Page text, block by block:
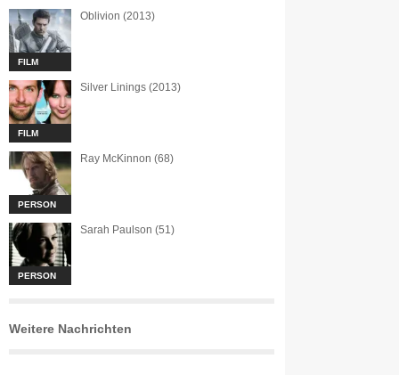
FILM
Oblivion (2013)
FILM
Silver Linings (2013)
PERSON
Ray McKinnon (68)
PERSON
Sarah Paulson (51)
Weitere Nachrichten